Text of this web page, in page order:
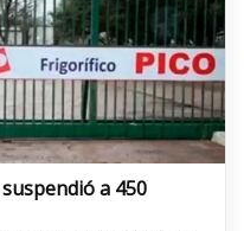
a 450